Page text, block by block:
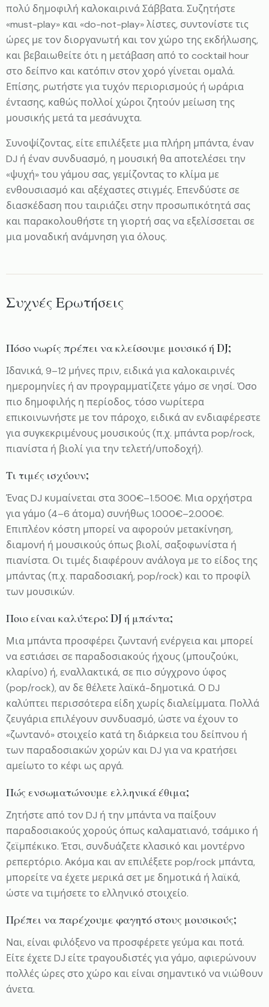
πολύ δημοφιλή καλοκαιρινά Σάββατα. Συζητήστε
«must-play» και «do-not-play» λίστες, συντονίστε τις
ώρες με τον διοργανωτή και τον χώρο της εκδήλωσης,
και βεβαιωθείτε ότι η μετάβαση από το cocktail hour
στο δείπνο και κατόπιν στον χορό γίνεται ομαλά.
Επίσης, ρωτήστε για τυχόν περιορισμούς ή ωράρια
έντασης, καθώς πολλοί χώροι ζητούν μείωση της
μουσικής μετά τα μεσάνυχτα.
Συνοψίζοντας, είτε επιλέξετε μια πλήρη μπάντα, έναν
DJ ή έναν συνδυασμό, η μουσική θα αποτελέσει την
«ψυχή» του γάμου σας, γεμίζοντας το κλίμα με
ενθουσιασμό και αξέχαστες στιγμές. Επενδύστε σε
διασκέδαση που ταιριάζει στην προσωπικότητά σας
και παρακολουθήστε τη γιορτή σας να εξελίσσεται σε
μια μοναδική ανάμνηση για όλους.
Συχνές Ερωτήσεις
Πόσο νωρίς πρέπει να κλείσουμε μουσικό ή DJ;
Ιδανικά, 9–12 μήνες πριν, ειδικά για καλοκαιρινές
ημερομηνίες ή αν προγραμματίζετε γάμο σε νησί. Όσο
πιο δημοφιλής η περίοδος, τόσο νωρίτερα
επικοινωνήστε με τον πάροχο, ειδικά αν ενδιαφέρεστε
για συγκεκριμένους μουσικούς (π.χ. μπάντα pop/rock,
πιανίστα ή βιολί για την τελετή/υποδοχή).
Τι τιμές ισχύουν;
Ένας DJ κυμαίνεται στα 300€–1.500€. Μια ορχήστρα
για γάμο (4–6 άτομα) συνήθως 1.000€–2.000€.
Επιπλέον κόστη μπορεί να αφορούν μετακίνηση,
διαμονή ή μουσικούς όπως βιολί, σαξοφωνίστα ή
πιανίστα. Οι τιμές διαφέρουν ανάλογα με το είδος της
μπάντας (π.χ. παραδοσιακή, pop/rock) και το προφίλ
των μουσικών.
Ποιο είναι καλύτερο: DJ ή μπάντα;
Μια μπάντα προσφέρει ζωντανή ενέργεια και μπορεί
να εστιάσει σε παραδοσιακούς ήχους (μπουζούκι,
κλαρίνο) ή, εναλλακτικά, σε πιο σύγχρονο ύφος
(pop/rock), αν δε θέλετε λαϊκά-δημοτικά. Ο DJ
καλύπτει περισσότερα είδη χωρίς διαλείμματα. Πολλά
ζευγάρια επιλέγουν συνδυασμό, ώστε να έχουν το
«ζωντανό» στοιχείο κατά τη διάρκεια του δείπνου ή
των παραδοσιακών χορών και DJ για να κρατήσει
αμείωτο το κέφι ως αργά.
Πώς ενσωματώνουμε ελληνικά έθιμα;
Ζητήστε από τον DJ ή την μπάντα να παίξουν
παραδοσιακούς χορούς όπως καλαματιανό, τσάμικο ή
ζεϊμπέκικο. Έτσι, συνδυάζετε κλασικό και μοντέρνο
ρεπερτόριο. Ακόμα και αν επιλέξετε pop/rock μπάντα,
μπορείτε να έχετε μερικά σετ με δημοτικά ή λαϊκά,
ώστε να τιμήσετε το ελληνικό στοιχείο.
Πρέπει να παρέχουμε φαγητό στους μουσικούς;
Ναι, είναι φιλόξενο να προσφέρετε γεύμα και ποτά.
Είτε έχετε DJ είτε τραγουδιστές για γάμο, αφιερώνουν
πολλές ώρες στο χώρο και είναι σημαντικό να νιώθουν
άνετα.